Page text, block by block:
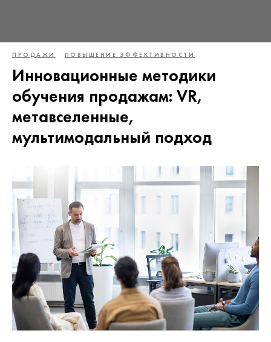
ПРОДАЖИ ПОВЫШЕНИЕ ЭФФЕКТИВНОСТИ
Инновационные методики
обучения продажам: VR,
метавселенные,
мультимодальный подход